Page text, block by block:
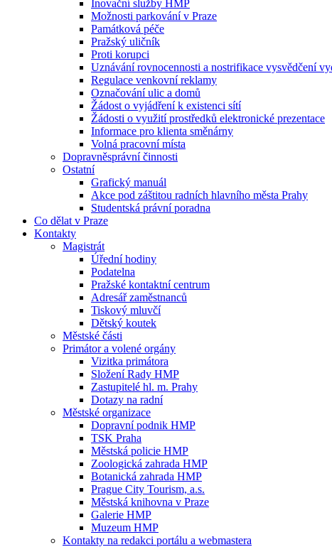
Inovační služby HMP
Možnosti parkování v Praze
Památková péče
Pražský uličník
Proti korupci
Uznávání rovnocennosti a nostrifikace vysvědčení
Regulace venkovní reklamy
Označování ulic a domů
Žádost o vyjádření k existenci sítí
Žádosti o využití prostředků elektronické prezentace
Informace pro klienta směnárny
Volná pracovní místa
Dopravněsprávní činnosti
Ostatní
Grafický manuál
Akce pod záštitou radních hlavního města Prahy
Studentská právní poradna
Co dělat v Praze
Kontakty
Magistrát
Úřední hodiny
Podatelna
Pražské kontaktní centrum
Adresář zaměstnanců
Tiskový mluvčí
Dětský koutek
Městské části
Primátor a volené orgány
Vizitka primátora
Složení Rady HMP
Zastupitelé hl. m. Prahy
Dotazy na radní
Městské organizace
Dopravní podnik HMP
TSK Praha
Městská policie HMP
Zoologická zahrada HMP
Botanická zahrada HMP
Prague City Tourism, a.s.
Městská knihovna v Praze
Galerie HMP
Muzeum HMP
Kontakty na redakci portálu a webmastera